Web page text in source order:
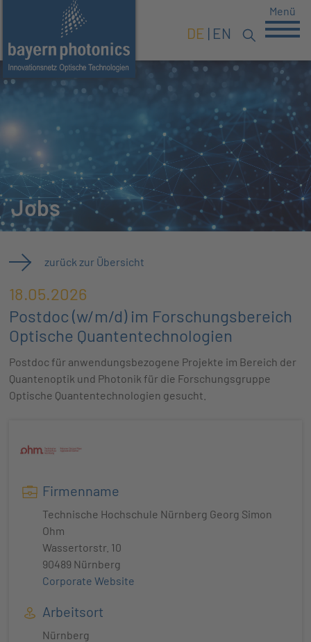
DE EN
Menü
Jobs
zurück zur Übersicht
18.05.2026
Postdoc (w/m/d) im Forschungsbereich
Optische Quantentechnologien
Postdoc für anwendungsbezogene Projekte im Bereich der
Quantenoptik und Photonik für die Forschungsgruppe
Optische Quantentechnologien gesucht.
Firmenname
Technische Hochschule Nürnberg Georg Simon
Ohm
Wassertorstr. 10
90489 Nürnberg
Corporate Website
Arbeitsort
Nürnberg